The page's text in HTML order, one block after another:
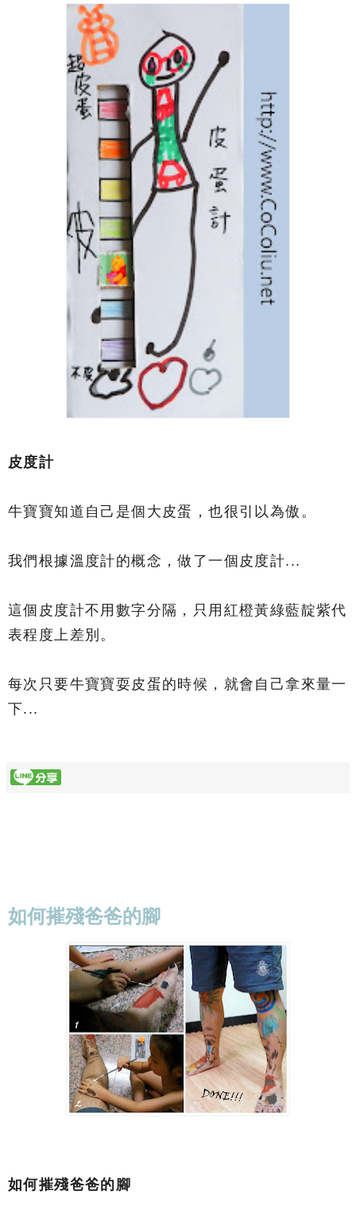
皮度計
牛寶寶知道自己是個大皮蛋，也很引以為傲。
我們根據溫度計的概念，做了一個皮度計...
這個皮度計不用數字分隔，只用紅橙黃綠藍靛紫代
表程度上差別。
每次只要牛寶寶耍皮蛋的時候，就會自己拿來量一
下...
如何摧殘爸爸的腳
如何摧殘爸爸的腳